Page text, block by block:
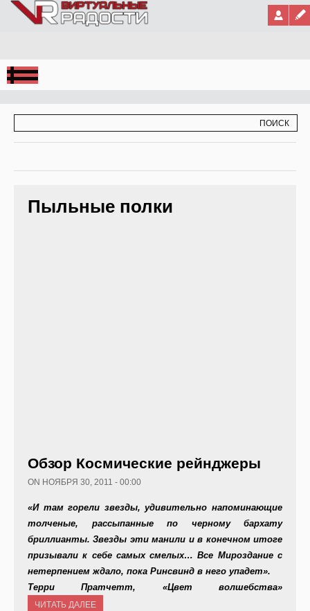
Jump to Navigation
Пыльные полки
Обзор Космические рейнджеры
ON НОЯБРЯ 30, 2011 - 00:00
«И там горели звезды, удивительно напоминающие
толченые, рассыпанные по черному бархату
бриллианты. Звезды эти манили и в конечном итоге
призывали к себе самых смелых… Все Мироздание с
нетерпением ждало, пока Ринсвинд в него упадет».
Терри Пратчетт, «Цвет волшебства»
ЧИТАТЬ ДАЛЕЕ